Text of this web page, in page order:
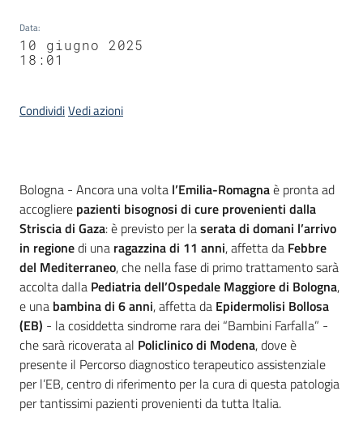
Data:
10 giugno 2025
18:01
CondividiVedi azioni
Contenuto
Bologna - Ancora una volta l’Emilia-Romagnaè pronta ad
accogliere pazienti bisognosi di cure provenienti dalla
Striscia di Gaza: è previsto per laserata di domani l’arrivo
in regionedi una ragazzina di 11 anni, affetta da Febbre
del Mediterraneo, che nella fase di primo trattamento sarà
accolta dalla Pediatria dell’Ospedale Maggiore di Bologna,
e una bambina di 6 anni, affetta da Epidermolisi Bollosa
(EB) - la cosiddetta sindrome rara dei “Bambini Farfalla” -
che sarà ricoverata al Policlinico di Modena, dove è
presente il Percorso diagnostico terapeutico assistenziale
per l’EB, centro di riferimento per la cura di questa patologia
per tantissimi pazienti provenienti da tutta Italia.